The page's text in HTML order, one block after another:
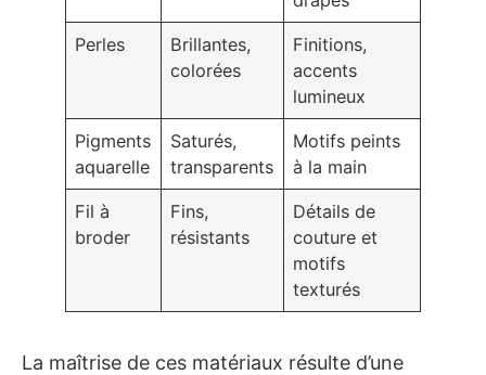
Perles
Brillantes,
colorées
Finitions,
accents
lumineux
Pigments
aquarelle
Saturés,
transparents
Motifs peints
à la main
Fil à
broder
Fins,
résistants
Détails de
couture et
motifs
texturés
La maîtrise de ces matériaux résulte d’une